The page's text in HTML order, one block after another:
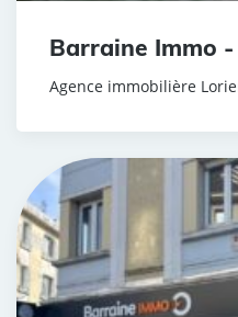
Barraine Immo
Agence immobilière